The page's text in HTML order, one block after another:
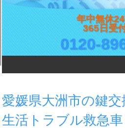
年中無休
365日受
0120-
愛媛県大洲市の鍵
生活トラブル救急車